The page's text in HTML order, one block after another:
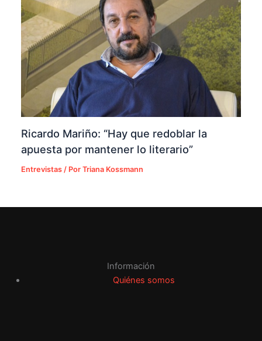
Ricardo Mariño: “Hay que redoblar la
apuesta por mantener lo literario”
Entrevistas / PorTriana Kossmann
Información
Quiénes somos